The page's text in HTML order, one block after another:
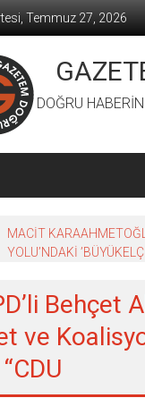
Temmuz 27, 2026
DOĞRU
MACİT
YOLU’NDAKİ
Behçet
ve